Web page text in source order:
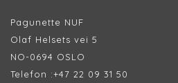
Pagunette NUF
Olaf Helsets vei 5
NO-0694 OSLO
Telefon :+47 22 09 31 50